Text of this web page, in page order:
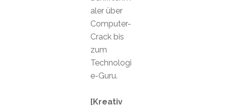
aler über
Computer-
Crack bis
zum
Technologi
e-Guru.
[Kreativ